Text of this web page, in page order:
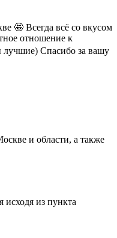
🤩 Всегда всё со вкусом
отношение к
Спасибо за вашу
и области, а также
исходя из пункта